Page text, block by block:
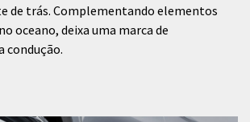
de trás. Complementando elementos
oceano, deixa uma marca de
condução.